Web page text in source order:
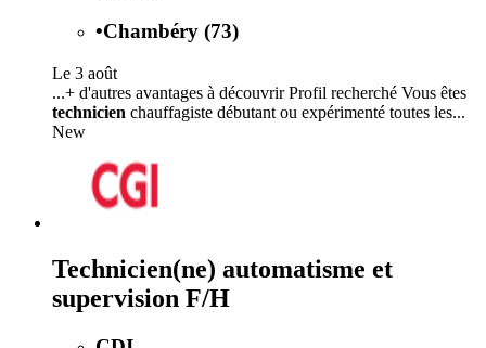
•Chambéry (73)
Le 3 août
...+ d'autres avantages à découvrir Profil recherché Vous êtes
technicien chauffagiste débutant ou expérimenté toutes les...
New
Technicien(ne) automatisme et
supervision F/H